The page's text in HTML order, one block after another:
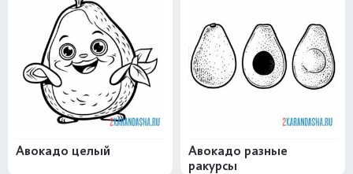
Авокадо целый
Авокадо разные
ракурсы